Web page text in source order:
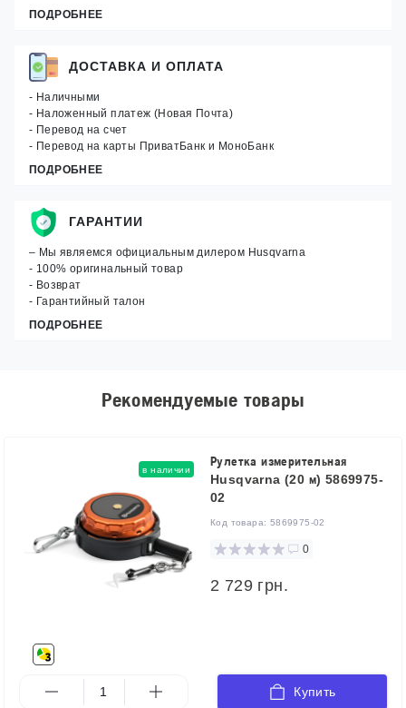
ПОДРОБНЕЕ
ДОСТАВКА И ОПЛАТА
- Наличными
- Наложенный платеж (Новая Почта)
- Перевод на счет
- Перевод на карты ПриватБанк и МоноБанк
ПОДРОБНЕЕ
ГАРАНТИИ
– Мы являемся официальным дилером Husqvarna
- 100% оригинальный товар
- Возврат
- Гарантийный талон
ПОДРОБНЕЕ
Рекомендуемые товары
в наличии
Рулетка измерительная
Husqvarna (20 м) 5869975-
02
Код товара: 5869975-02
0
2 729 грн.
Купить